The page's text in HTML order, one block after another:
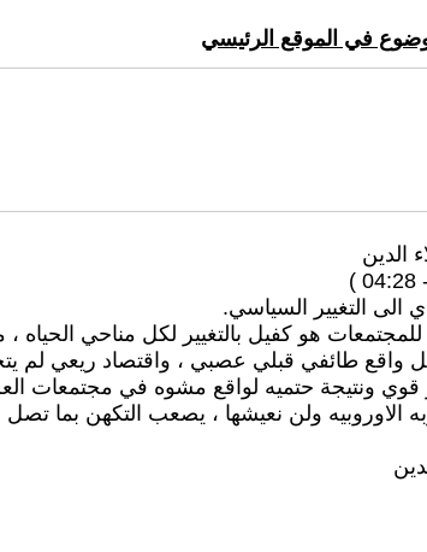
في الموقع الرئيسي
الى التغيير السياسي.
للمجتمعات هو كفيل بالتغيير لكل مناحي
طائفي قبلي عصبي ، واقتصاد ريعي لم
قوي ونتيجة حتميه لواقع مشوه في مجتمعات
الاوروبيه ولن نعيشها ، يصعب التكهن بما تصل